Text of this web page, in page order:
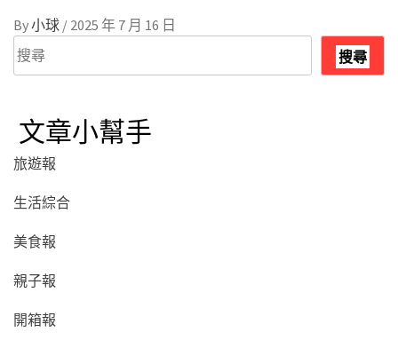
By小球 / 2025 年 7 月 16 日
搜
尋
搜尋
文章小幫手
旅遊報
生活綜合
美食報
親子報
開箱報